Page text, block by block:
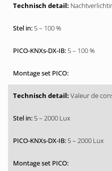
5 – 100 %
5 – 100 %
Valeur de
5 – 2000 Lux
5 – 2000 Lux